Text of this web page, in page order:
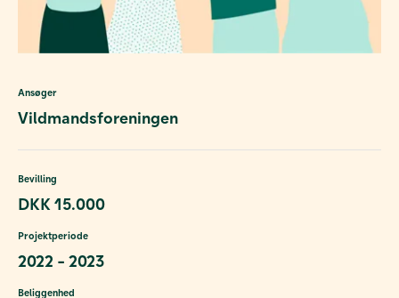
Ansøger
Vildmandsforeningen
Bevilling
DKK 15.000
Projektperiode
2022 - 2023
Beliggenhed